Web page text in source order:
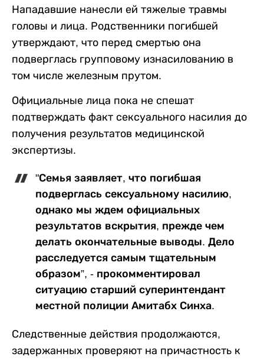
Нападавшие нанесли ей тяжелые травмы
головы и лица. Родственники погибшей
утверждают, что перед смертью она
подверглась групповому изнасилованию в
том числе железным прутом.
Официальные лица пока не спешат
подтверждать факт сексуального насилия до
получения результатов медицинской
экспертизы.
"Семья заявляет, что погибшая
подверглась сексуальному насилию,
однако мы ждем официальных
результатов вскрытия, прежде чем
делать окончательные выводы. Дело
расследуется самым тщательным
образом”, - прокомментировал
ситуацию старший суперинтендант
местной полиции Амитабх Синха.
Следственные действия продолжаются,
задержанных проверяют на причастность к